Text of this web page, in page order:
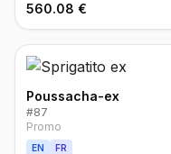
560.08 €
Poussacha-ex
#87
Promo
EN FR